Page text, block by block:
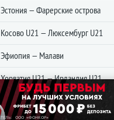
Эстония — Фарерские острова
Косово U21 — Люксембург U21
Эфиопия — Малави
Хорватия U21 — Ирландия U21
Сьерра-Леоне — Либерия